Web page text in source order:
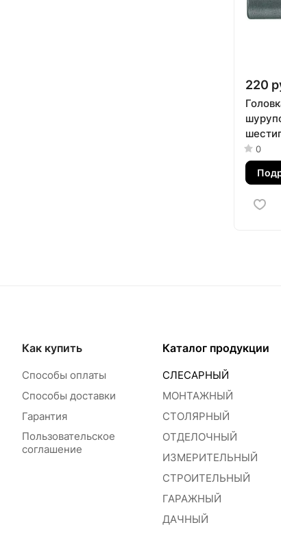
220
мм, L
KING
0
Как купить
Способы оплаты
Способы доставки
Гарантия
Пользовательское
соглашение
Каталог продукции
СЛЕСАРНЫЙ
МОНТАЖНЫЙ
СТОЛЯРНЫЙ
ОТДЕЛОЧНЫЙ
ИЗМЕРИТЕЛЬНЫЙ
СТРОИТЕЛЬНЫЙ
ГАРАЖНЫЙ
ДАЧНЫЙ